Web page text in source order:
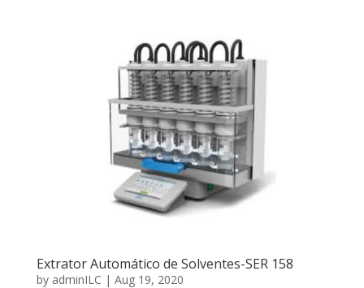
Extrator Automático de Solventes-SER 158
by adminILC | Aug 19, 2020